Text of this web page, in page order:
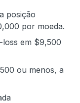
posição
por moeda.
em $9,500
ou menos, a